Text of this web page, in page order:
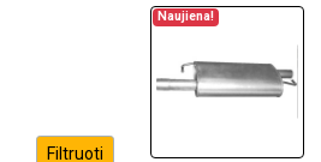
Naujiena!